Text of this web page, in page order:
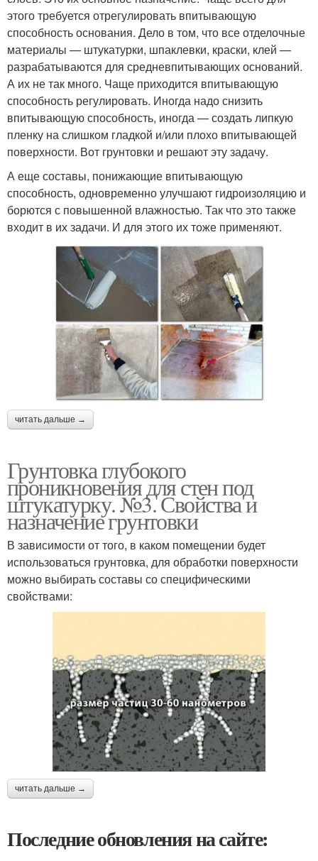
этого требуется отрегулировать впитывающую
способность основания. Дело в том, что все отделочные
материалы — штукатурки, шпаклевки, краски, клей —
разрабатываются для средневпитывающих оснований.
А их не так много. Чаще приходится впитывающую
способность регулировать. Иногда надо снизить
впитывающую способность, иногда — создать липкую
пленку на слишком гладкой и/или плохо впитывающей
поверхности. Вот грунтовки и решают эту задачу.
А еще составы, понижающие впитывающую
способность, одновременно улучшают гидроизоляцию и
борются с повышенной влажностью. Так что это также
входит в их задачи. И для этого их тоже применяют.
читать дальше →
Грунтовка глубокого
проникновения для стен под
штукатурку. №3. Свойства и
назначение грунтовки
В зависимости от того, в каком помещении будет
использоваться грунтовка, для обработки поверхности
можно выбирать составы со специфическими
свойствами:
читать дальше →
Последние обновления на сайте: